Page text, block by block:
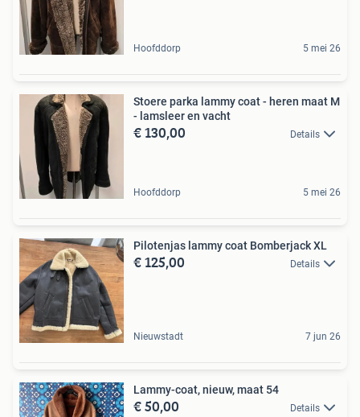
Hoofddorp 5 mei 26
Stoere parka lammy coat - heren maat M
- lamsleer en vacht
€ 130,00 Details
Hoofddorp 5 mei 26
Pilotenjas lammy coat Bomberjack XL
€ 125,00 Details
Nieuwstadt 7 jun 26
Lammy-coat, nieuw, maat 54
€ 50,00 Details